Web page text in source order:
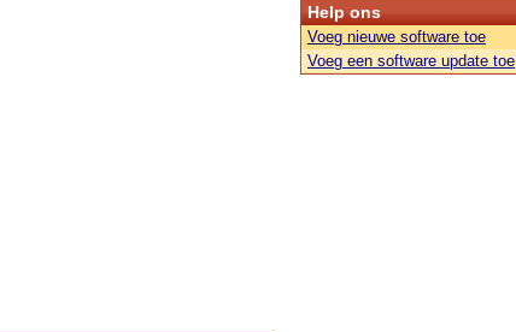
Help ons
Voeg nieuwe software toe
Voeg een software update toe